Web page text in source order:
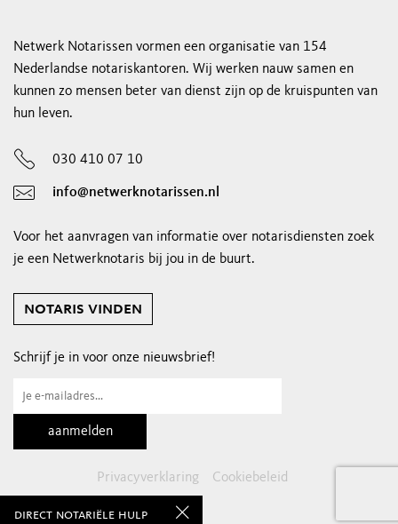
Netwerk Notarissen vormen een organisatie van 154
Nederlandse notariskantoren. Wij werken nauw samen en
kunnen zo mensen beter van dienst zijn op de kruispunten van
hun leven.
030 410 07 10
info@netwerknotarissen.nl
Voor het aanvragen van informatie over notarisdiensten zoek
je een Netwerknotaris bij jou in de buurt.
notaris vinden
Schrijf je in voor onze nieuwsbrief!
Privacyverklaring Cookiebeleid
direct notariële hulp